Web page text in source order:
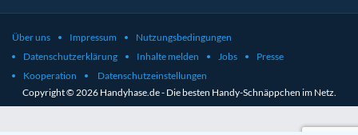
Über uns Impressum
Nutzungsbedingungen
Datenschutzerklärung
Inhalte melden Jobs
Presse
Kooperation
Datenschutzeinstellungen
Copyright © 2026 Handyhase.de - Die besten Handy-Schnäppchen im Netz.